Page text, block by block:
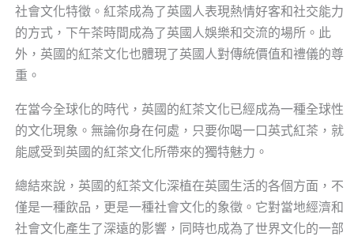
社會文化特徵。紅茶成為了英國人表現熱情好客和社交能力
的方式，下午茶時間成為了英國人娛樂和交流的場所。此
外，英國的紅茶文化也體現了英國人對傳統價值和禮儀的尊
重。
在當今全球化的時代，英國的紅茶文化已經成為一種全球性
的文化現象。無論你身在何處，只要你喝一口英式紅茶，就
能感受到英國的紅茶文化所帶來的獨特魅力。
總結來說，英國的紅茶文化深植在英國生活的各個方面，不
僅是一種飲品，更是一種社會文化的象徵。它對當地經濟和
社會文化產生了深遠的影響，同時也成為了世界文化的一部